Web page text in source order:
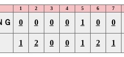
1 2 3 4 5 6 7
Ｇ 0 0 0 0 1 0 0
1 2 0 0 1 2 1